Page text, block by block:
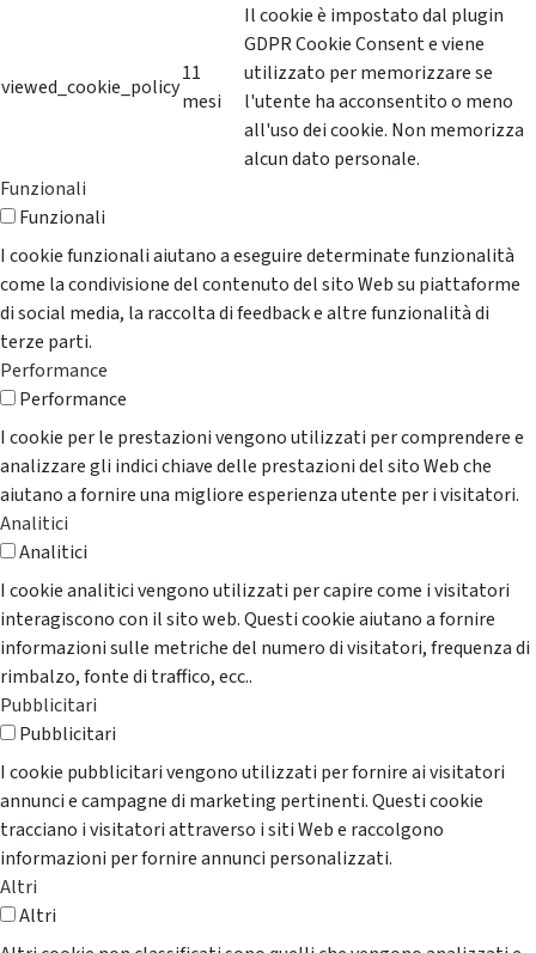
viewed_cookie_policy
11
mesi
Il cookie è impostato dal plugin
GDPR Cookie Consent e viene
utilizzato per memorizzare se
l'utente ha acconsentito o meno
all'uso dei cookie. Non memorizza
alcun dato personale.
Funzionali
Funzionali
I cookie funzionali aiutano a eseguire determinate funzionalità
come la condivisione del contenuto del sito Web su piattaforme
di social media, la raccolta di feedback e altre funzionalità di
terze parti.
Performance
Performance
I cookie per le prestazioni vengono utilizzati per comprendere e
analizzare gli indici chiave delle prestazioni del sito Web che
aiutano a fornire una migliore esperienza utente per i visitatori.
Analitici
Analitici
I cookie analitici vengono utilizzati per capire come i visitatori
interagiscono con il sito web. Questi cookie aiutano a fornire
informazioni sulle metriche del numero di visitatori, frequenza di
rimbalzo, fonte di traffico, ecc..
Pubblicitari
Pubblicitari
I cookie pubblicitari vengono utilizzati per fornire ai visitatori
annunci e campagne di marketing pertinenti. Questi cookie
tracciano i visitatori attraverso i siti Web e raccolgono
informazioni per fornire annunci personalizzati.
Altri
Altri